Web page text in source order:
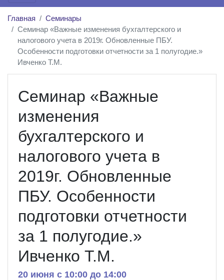
Главная
Семинары
Семинар «Важные изменения бухгалтерского и
налогового учета в 2019г. Обновленные ПБУ.
Особенности подготовки отчетности за 1 полугодие.»
Ивченко Т.М.
Семинар «Важные
изменения
бухгалтерского и
налогового учета в
2019г. Обновленные
ПБУ. Особенности
подготовки отчетности
за 1 полугодие.»
Ивченко Т.М.
20 июня c 10:00 до 14:00